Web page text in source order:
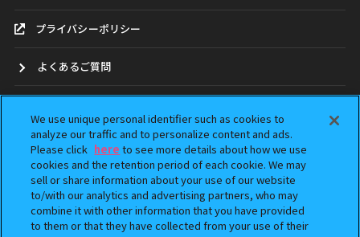
プライバシーポリシー
よくあるご質問
ガシャポンどこ？
アンケート
ウェブアクセシビリティ方針
We use unique personal identifier such as cookies to
analyze our traffic and to personalize content and ads.
Please click here to see more details about how we use
cookies and the retention period of each cookie. We may
sell or share information about your use of our website
to/with our analytics and advertising partners, who may
combine it with other information that you have provided
to them or that they have collected from your use of their